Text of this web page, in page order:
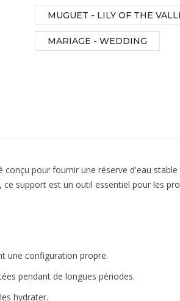
MUGUET - LILY OF THE
MARIAGE - WEDDING
conçu pour fournir une réserve d'eau
support est un outil essentiel pour les
une configuration propre.
pendant de longues périodes.
hydrater.